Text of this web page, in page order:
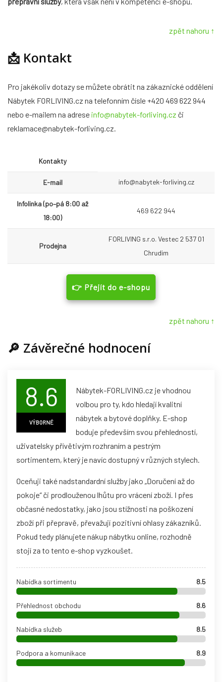
zpět nahoru ↑
📩 Kontakt
Pro jakékoliv dotazy se můžete obrátit na zákaznické oddělení
Nábytek FORLIVING.cz na telefonním čísle +420 469 622 944
nebo e-mailem na adrese info@nabytek-forliving.cz či
reklamace@nabytek-forliving.cz.
Kontakty
E-mail info@nabytek-forliving.cz
Infolinka (po–pá 8:00 až
18:00)
469 622 944
Prodejna
FORLIVING s.r.o. Vestec 2 537 01
Chrudim
👉 Přejít do e-shopu
zpět nahoru ↑
🔎 Závěrečné hodnocení
8.6
VÝBORNÉ
Nábytek-FORLIVING.cz je vhodnou
volbou pro ty, kdo hledají kvalitní
nábytek a bytové doplňky. E-shop
boduje především svou přehledností,
uživatelsky přívětivým rozhraním a pestrým
sortimentem, který je navíc dostupný v různých stylech.
Oceňuji také nadstandardní služby jako „Doručení až do
pokoje“ či prodlouženou lhůtu pro vrácení zboží. I přes
občasné nedostatky, jako jsou stížnosti na poškození
zboží při přepravě, převažují pozitivní ohlasy zákazníků.
Pokud tedy plánujete nákup nábytku online, rozhodně
stojí za to tento e-shop vyzkoušet.
Nabídka sortimentu 8.5
Přehlednost obchodu 8.6
Nabídka služeb 8.5
Podpora a komunikace 8.9